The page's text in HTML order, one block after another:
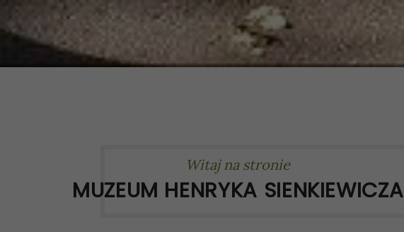
Witaj na stronie
MUZEUM HENRYKA SIENKIEWICZA